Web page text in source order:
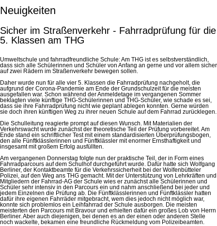
Neuigkeiten
Sicher im Straßenverkehr - Fahrradprüfung für die
5. Klassen am THG
Umweltschule und fahrradfreundliche Schule: Am THG ist es selbstverständlich,
dass sich alle Schülerinnen und Schüler von Anfang an gerne und vor allem sicher
auf zwei Rädern im Straßenverkehr bewegen sollen.
Daher wurde nun für alle vier 5. Klassen die Fahrradprüfung nachgeholt, die
aufgrund der Corona-Pandemie am Ende der Grundschulzeit für die meisten
ausgefallen war. Schon während der Anmeldetage im vergangenen Sommer
beklagten viele künftige THG-Schülerinnen und THG-Schüler, wie schade es sei,
dass sie ihre Fahrradprüfung nicht wie geplant ablegen konnten. Gerne würden
sie doch ihren künftigen Weg zu ihrer neuen Schule auf dem Fahrrad zurücklegen.
Die Schulleitung reagierte prompt auf diesen Wunsch. Mit Materialien der
Verkehrswacht wurde zunächst der theoretische Teil der Prüfung vorbereitet. Am
Ende stand ein schriftlicher Test mit einem standardisierten Überprüfungsbogen,
den alle Fünftklässlerinnen und Fünftklässler mit enormer Ernsthaftigkeit und
insgesamt mit großem Erfolg ausfüllten.
Am vergangenen Donnerstag folgte nun der praktische Teil, der in Form eines
Fahrradparcours auf dem Schulhof durchgeführt wurde. Dafür hatte sich Wolfgang
Berliner, der Kontaktbeamte für die Verkehrssicherheit bei der Wolfenbütteler
Polizei, auf den Weg ans THG gemacht. Mit der Unterstützung von Lehrkräften und
Mitgliedern der Fahrrad-AG der Schule wies er zunächst alle Schülerinnen und
Schüler sehr intensiv in den Parcours ein und nahm anschließend bei jeder und
jedem Einzelnen die Prüfung ab. Die Fünftklässlerinnen und Fünftklässler hatten
dafür ihre eigenen Fahrräder mitgebracht, wem dies jedoch nicht möglich war,
konnte sich problemlos ein Leihfahrrad der Schule ausborgen. Die meisten
meisterten den Parcours mit Bravour und erhielten dafür ein großes Lob von Herrn
Berliner. Aber auch diejenigen, bei denen es an der einen oder anderen Stelle
noch wackelte, bekamen eine freundliche Rückmeldung vom Polizeibeamten.